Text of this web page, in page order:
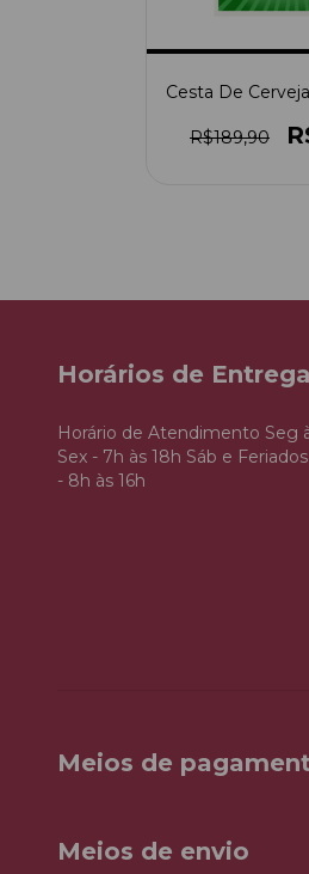
Cesta De
R$189,90
Horários de Entrega
Horário de Atendimento Seg
Sex - 7h às 18h Sáb e Feriados
- 8h às 16h
Meios de
Meios de envio